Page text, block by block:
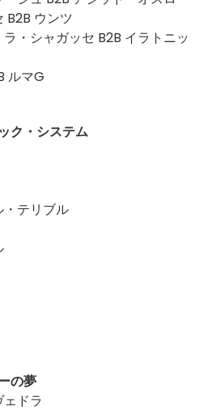
B2B ウンツ
・シャガッセ B2B イラトニッ
ルマG
ク・システム
テリブル
の夢
ドラ